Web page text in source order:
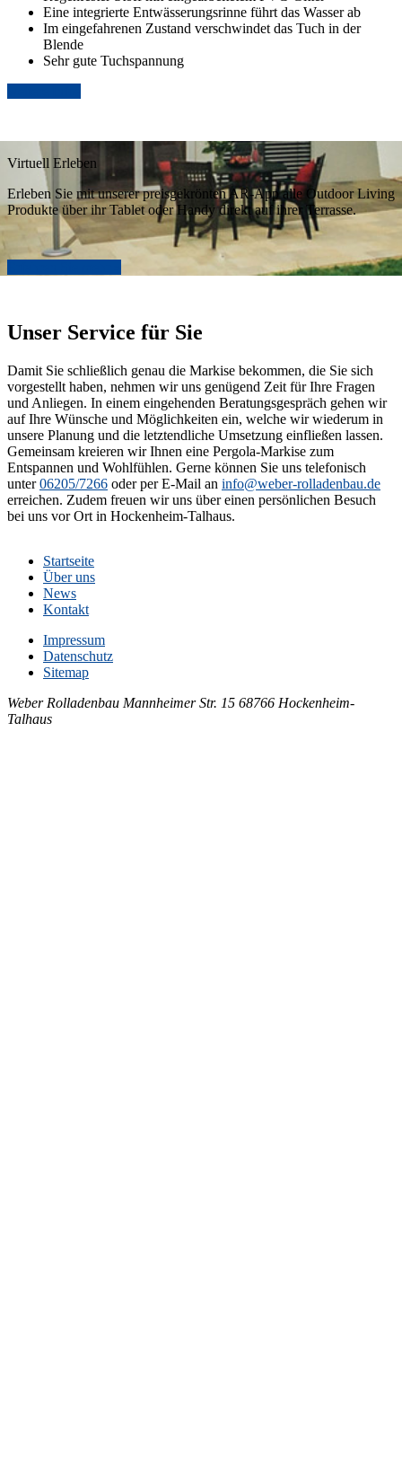
Eine integrierte Entwässerungsrinne führt das Wasser ab
Im eingefahrenen Zustand verschwindet das Tuch in der
Blende
Sehr gute Tuchspannung
Virtuell Erleben
Erleben Sie mit unserer preisgekrönten AR-App alle Outdoor Living
Produkte über ihr Tablet oder Handy direkt auf ihrer Terrasse.
Unser Service für Sie
Damit Sie schließlich genau die Markise bekommen, die Sie sich
vorgestellt haben, nehmen wir uns genügend Zeit für Ihre Fragen
und Anliegen. In einem eingehenden Beratungsgespräch gehen wir
auf Ihre Wünsche und Möglichkeiten ein, welche wir wiederum in
unsere Planung und die letztendliche Umsetzung einfließen lassen.
Gemeinsam kreieren wir Ihnen eine Pergola-Markise zum
Entspannen und Wohlfühlen. Gerne können Sie uns telefonisch
unter06205/7266 oder per E-Mail an info@weber-rolladenbau.de
erreichen. Zudem freuen wir uns über einen persönlichen Besuch
bei uns vor Ort in Hockenheim-Talhaus.
Startseite
Über uns
News
Kontakt
Impressum
Datenschutz
Sitemap
Weber Rolladenbau Mannheimer Str. 15 68766 Hockenheim-
Talhaus